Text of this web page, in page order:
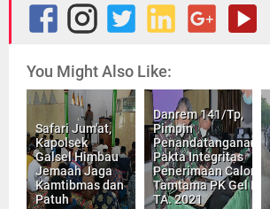
You Might Also Like:
Safari Jum'at,
Kapolsek
Galsel Himbau
Jemaah Jaga
Kamtibmas dan
Patuh
Danrem 141/Tp,
Pimpin
Penandatanganan
Pakta Integritas
Penerimaan Calon
Tamtama PK Gel I
TA. 2021